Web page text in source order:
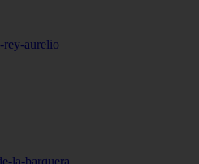
rey-aurelio
la-barquera